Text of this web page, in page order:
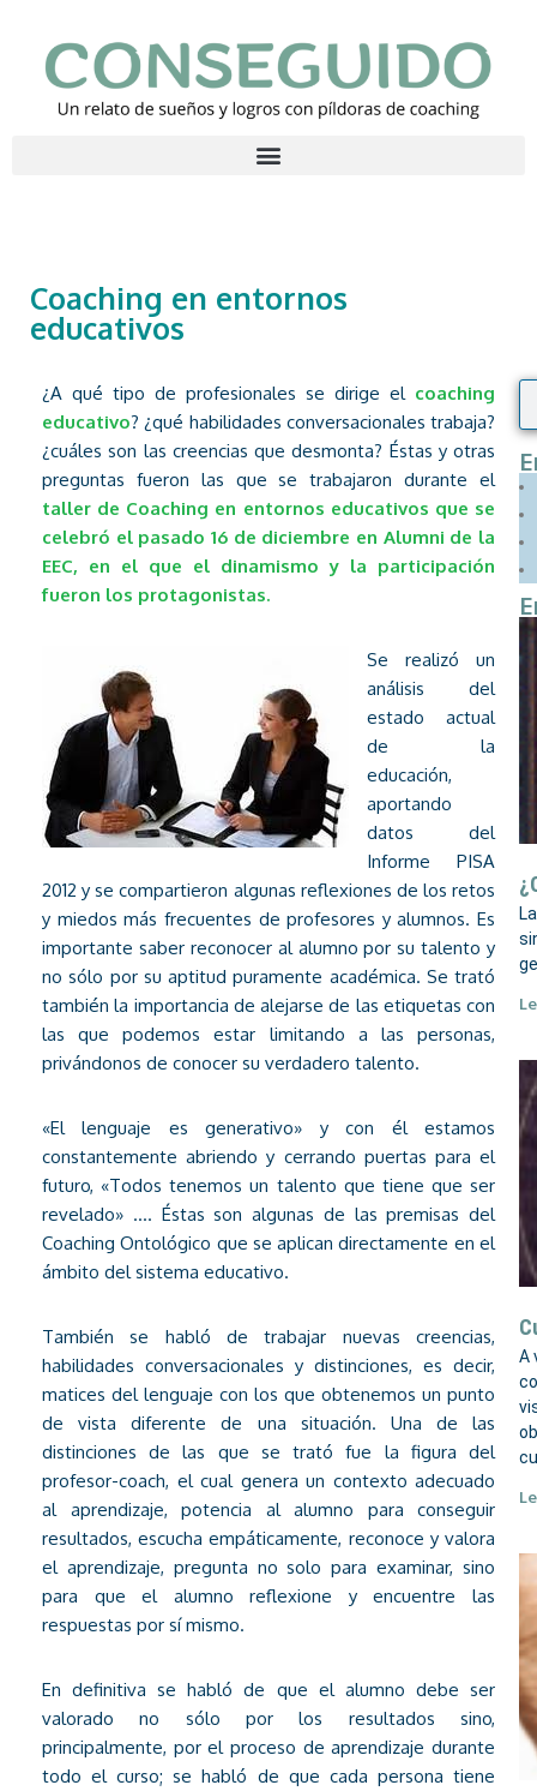
Saltar
contenido
Coaching en entornos
educativos
¿A qué tipo de profesionales se dirige el coaching
educativo? ¿qué habilidades conversacionales trabaja?
¿cuáles son las creencias que desmonta? Éstas y otras
preguntas fueron las que se trabajaron durante el
taller de Coaching en entornos educativos que se
celebró el pasado 16 de diciembre en Alumni de la
EEC, en el que el dinamismo y la participación
fueron los protagonistas.
Se realizó un
análisis del
estado actual
de la
educación,
aportando
datos del
Informe PISA
2012 y se compartieron algunas reflexiones de los retos
y miedos más frecuentes de profesores y alumnos. Es
importante saber reconocer al alumno por su talento y
no sólo por su aptitud puramente académica. Se trató
también la importancia de alejarse de las etiquetas con
las que podemos estar limitando a las personas,
privándonos de conocer su verdadero talento.
«El lenguaje es generativo» y con él estamos
constantemente abriendo y cerrando puertas para el
futuro, «Todos tenemos un talento que tiene que ser
revelado» …. Éstas son algunas de las premisas del
Coaching Ontológico que se aplican directamente en el
ámbito del sistema educativo.
También se habló de trabajar nuevas creencias,
habilidades conversacionales y distinciones, es decir,
matices del lenguaje con los que obtenemos un punto
de vista diferente de una situación. Una de las
distinciones de las que se trató fue la figura del
profesor-coach, el cual genera un contexto adecuado
al aprendizaje, potencia al alumno para conseguir
resultados, escucha empáticamente, reconoce y valora
el aprendizaje, pregunta no solo para examinar, sino
para que el alumno reflexione y encuentre las
respuestas por sí mismo.
En definitiva se habló de que el alumno debe ser
valorado no sólo por los resultados sino,
principalmente, por el proceso de aprendizaje durante
todo el curso; se habló de que cada persona tiene
A